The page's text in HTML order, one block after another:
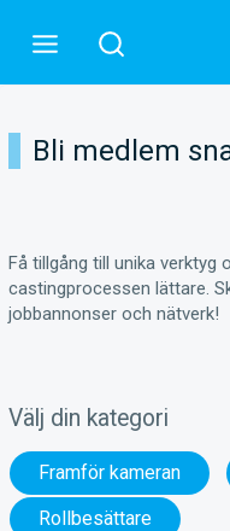
Bli medlem
Få tillgång till unika verktyg
castingprocessen lättare.
jobbannonser och nätverk!
Välj din kategori
Framför kameran
Rollbesättare